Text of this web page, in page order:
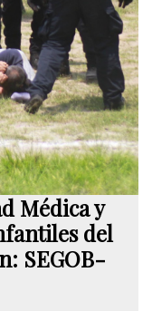
Médica y
del
SEGOB-